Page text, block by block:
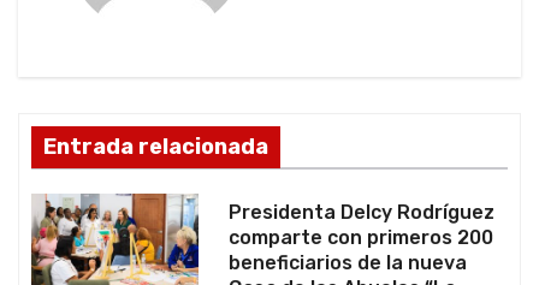
e
e
n
Entrada relacionada
Presidenta Delcy Rodríguez
comparte con primeros 200
beneficiarios de la nueva